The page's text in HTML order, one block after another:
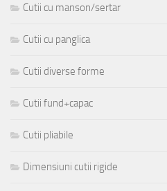
Cutii cu manson/sertar
Cutii cu panglica
Cutii diverse forme
Cutii fund+capac
Cutii pliabile
Dimensiuni cutii rigide